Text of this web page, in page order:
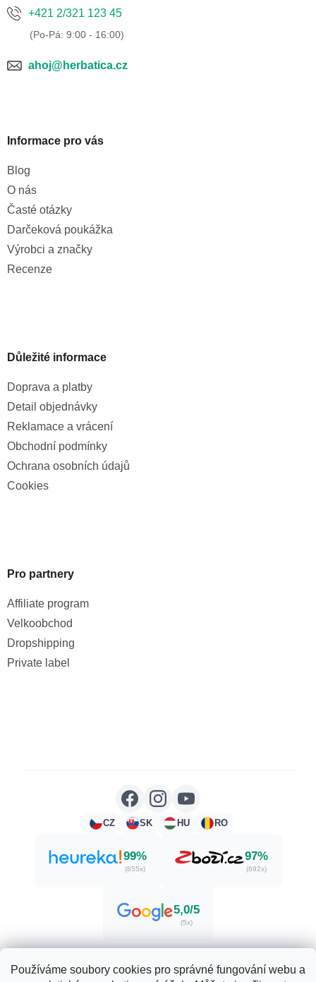
Používáme soubory cookies pro správné fungování webu a
+421 2/321 123 45
ahoj@herbatica.cz
Informace pro vás
Blog
O nás
Časté otázky
Darčeková poukážka
Výrobci a značky
Recenze
Důležité informace
Doprava a platby
Detail objednávky
Reklamace a vrácení
Obchodní podmínky
Ochrana osobních údajů
Cookies
Pro partnery
Affiliate program
Velkoobchod
Dropshipping
Private label
CZ SK HU RO
99%
(855x)
97%
(692x)
5,0/5
(5x)